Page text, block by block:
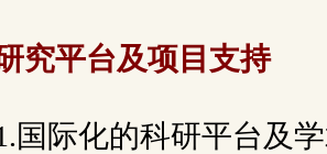
究平台及项目支持
国际化的科研平台及